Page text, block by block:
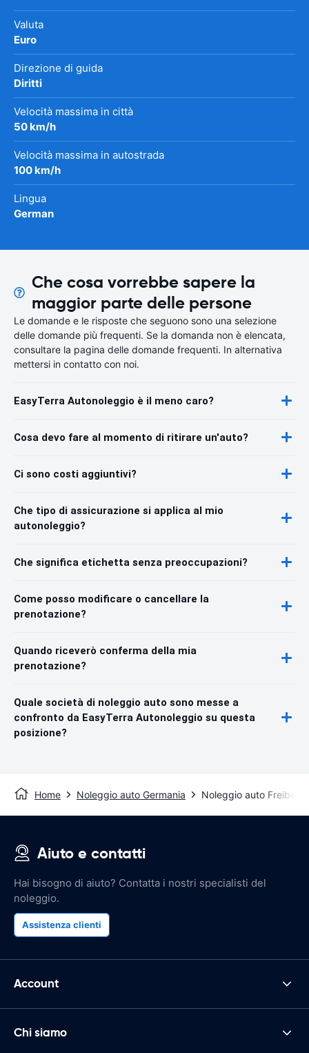
Valuta
Euro
Direzione di guida
Diritti
Velocità massima in città
50 km/h
Velocità massima in autostrada
100 km/h
Lingua
German
Che cosa vorrebbe sapere la
maggior parte delle persone
Le domande e le risposte che seguono sono una selezione
delle domande più frequenti. Se la domanda non è elencata,
consultare la pagina delle domande frequenti. In alternativa
mettersi in contatto con noi.
EasyTerra Autonoleggio è il meno caro?
Cosa devo fare al momento di ritirare un'auto?
Ci sono costi aggiuntivi?
Che tipo di assicurazione si applica al mio
autonoleggio?
Che significa etichetta senza preoccupazioni?
Come posso modificare o cancellare la
prenotazione?
Quando riceverò conferma della mia
prenotazione?
Quale società di noleggio auto sono messe a
confronto da EasyTerra Autonoleggio su questa
posizione?
Home Noleggio auto Germania Noleggio auto Freiberg
Aiuto e contatti
Hai bisogno di aiuto? Contatta i nostri specialisti del
noleggio.
Assistenza clienti
Account
Chi siamo